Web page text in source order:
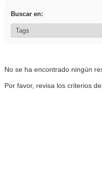
Buscar en:
No se ha encontrado ningún
Por favor, revisa los criterios